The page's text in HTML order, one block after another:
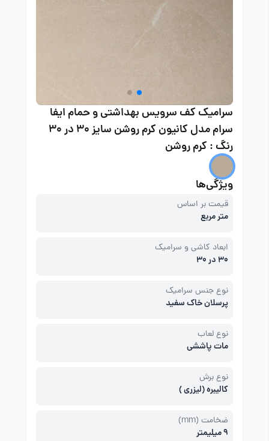
سرامیک کف سرویس بهداشتی و حمام ایفا
سرام مدل کانیون کرم روشن سایز 30 در 30
رنگ : کرم روشن
ویژگی‌ها
قیمت بر اساس
متر مربع
ابعاد کاشی و سرامیک
30 در 30
نوع جنس سرامیک
پرسلان خاک سفید
نوع لعاب
مات پاششی
نوع برش
کالیبره (لیزری )
ضخامت (mm)
9 میلیمتر